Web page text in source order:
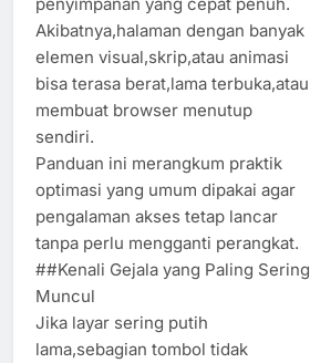
Akibatnya,halaman dengan banyak
elemen visual,skrip,atau animasi
bisa terasa berat,lama terbuka,atau
membuat browser menutup
sendiri.
Panduan ini merangkum praktik
optimasi yang umum dipakai agar
pengalaman akses tetap lancar
tanpa perlu mengganti perangkat.
##Kenali Gejala yang Paling Sering
Muncul
Jika layar sering putih
lama,sebagian tombol tidak